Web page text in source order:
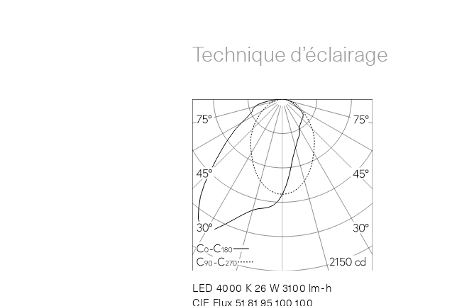
Technique d’éclairage
LED 4000 K 26 W 3100 lm-h
CIE Flux 51 81 95 100 100